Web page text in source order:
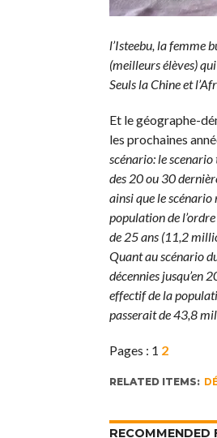
l’Isteebu, la femme
(meilleurs élèves)
Seuls la Chine et
Et le géographe-
les prochaines
scénario: le
des 20 ou 30
ainsi que le scénario
population de
de 25 ans (11,2
Quant au scénario
décennies jusqu’en
effectif de la
passerait de 43,8
Pages : 1 2
RELATED ITEMS:
RECOMMENDED